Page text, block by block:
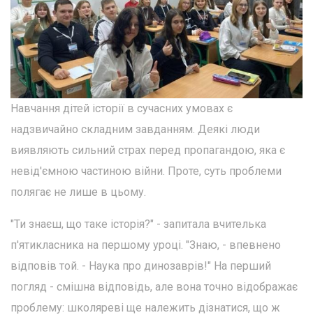
Навчання дітей історії в сучасних умовах є
надзвичайно складним завданням. Деякі люди
виявляють сильний страх перед пропагандою, яка є
невід'ємною частиною війни. Проте, суть проблеми
полягає не лише в цьому.
"Ти знаєш, що таке історія?" - запитала вчителька
п'ятикласника на першому уроці. "Знаю, - впевнено
відповів той. - Наука про динозаврів!" На перший
погляд - смішна відповідь, але вона точно відображає
проблему: школяреві ще належить дізнатися, що ж